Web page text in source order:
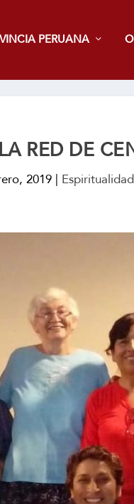
PERUANA
RED DE
2019 | Espiritualidad